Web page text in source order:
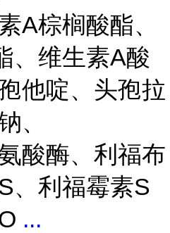
A棕榈酸酯、
、维生素A酸
他啶、头孢拉
、
酸酶、利福布
、利福霉素S
...